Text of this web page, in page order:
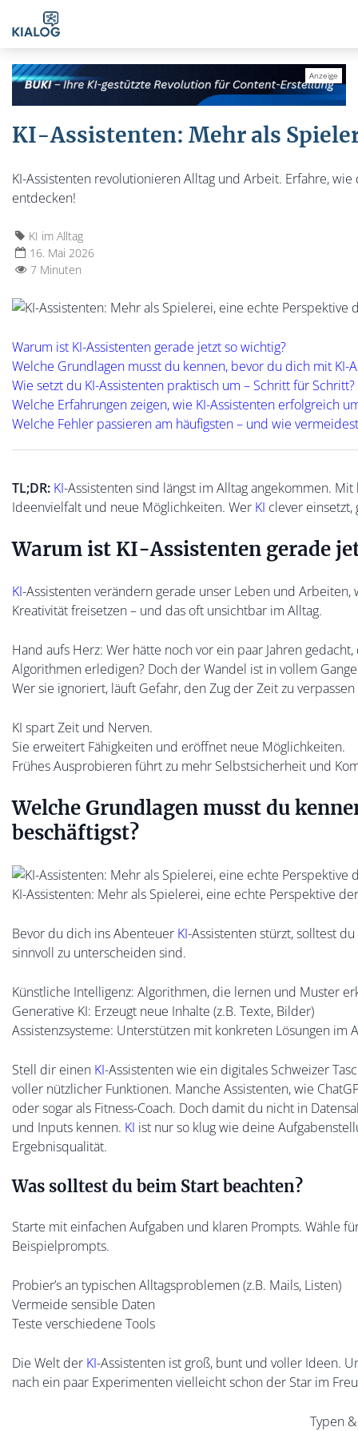
KI-Assistenten: Mehr als
KI-Assistenten revolutionieren Alltag und Arbeit. Erfahre,
entdecken!
KI im Alltag
16. Mai 2026
7 Minuten
Warum ist KI-Assistenten gerade jetzt so wichtig?
Welche Grundlagen musst du kennen, bevor du dich mit KI-
Wie setzt du KI-Assistenten praktisch um – Schritt für Schritt?
Welche Erfahrungen zeigen, wie KI-Assistenten erfolgreich
Welche Fehler passieren am häufigsten – und wie
TL;DR: KI-Assistenten sind längst im Alltag angekommen.
Ideenvielfalt und neue Möglichkeiten. Wer KI clever
Warum ist KI-Assistenten gerade
KI-Assistenten verändern gerade unser Leben und
Kreativität freisetzen – und das oft unsichtbar im Alltag.
Hand aufs Herz: Wer hätte noch vor ein paar Jahren
Algorithmen erledigen? Doch der Wandel ist in vollem
Wer sie ignoriert, läuft Gefahr, den Zug der Zeit zu
KI spart Zeit und Nerven.
Sie erweitert Fähigkeiten und eröffnet neue Möglichkeiten.
Frühes Ausprobieren führt zu mehr Selbstsicherheit und
Welche Grundlagen musst du
beschäftigst?
KI-Assistenten: Mehr als Spielerei, eine echte Perspektive
Bevor du dich ins Abenteuer KI-Assistenten stürzt, solltest
sinnvoll zu unterscheiden sind.
Künstliche Intelligenz: Algorithmen, die lernen und Muster
Generative KI: Erzeugt neue Inhalte (z.B. Texte, Bilder)
Assistenzsysteme: Unterstützen mit konkreten Lösungen im
Stell dir einen KI-Assistenten wie ein digitales Schweizer
voller nützlicher Funktionen. Manche Assistenten, wie
oder sogar als Fitness-Coach. Doch damit du nicht in
und Inputs kennen. KI ist nur so klug wie deine
Ergebnisqualität.
Was solltest du beim Start beachten?
Starte mit einfachen Aufgaben und klaren Prompts. Wähle
Beispielprompts.
Probier’s an typischen Alltagsproblemen (z.B. Mails, Listen)
Vermeide sensible Daten
Teste verschiedene Tools
Die Welt der KI-Assistenten ist groß, bunt und voller Ideen.
nach ein paar Experimenten vielleicht schon der Star im
Typen